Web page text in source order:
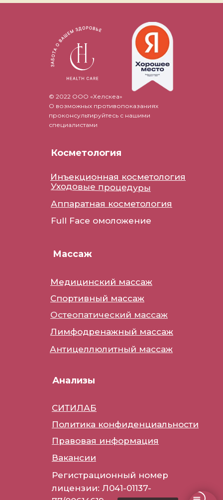
© 2022 ООО «Хелскеа»
О возможных противопоказаниях
проконсультируйтесь с нашими
специалистами
Косметология
Инъекционная косметология
Массаж
Медицинский массаж
Анализы
СИТИЛАБ
Уходовые процедуры
Аппаратная косметология
Full Face омоложение
Лимфодренажный массаж
Антицеллюлитный массаж
Спортивный массаж
Остеопатический массаж
Политика конфиденциальности
Правовая информация
Вакансии
Регистрационный номер
лицензии: Л041-01137-